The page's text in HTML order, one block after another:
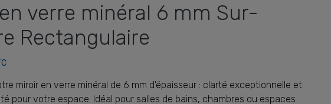
verre minéral 6 mm Sur-
Rectangulaire
miroir en verre minéral de 6 mm d'épaisseur : clarté exceptionnelle et
pour votre espace. Idéal pour salles de bains, chambres ou espaces